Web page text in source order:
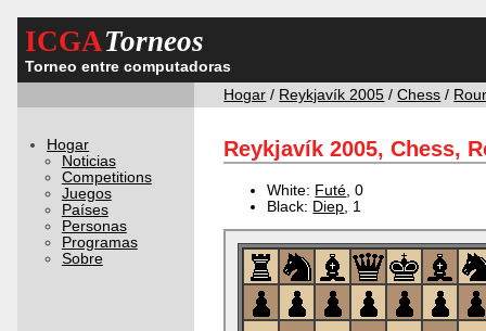
ICGATorneos
Torneo entre computadoras
Hogar / Reykjavík 2005 /Chess /
Hogar
Noticias
Competitions
Juegos
Países
Personas
Programas
Sobre
Reykjavík 2005, Chess,
White: Futé , 0
Black: Diep , 1